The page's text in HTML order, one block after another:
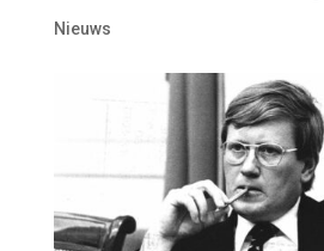
Nieuws